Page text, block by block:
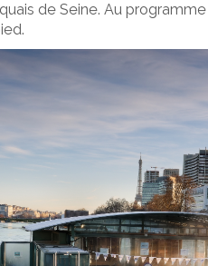
de Seine. Au